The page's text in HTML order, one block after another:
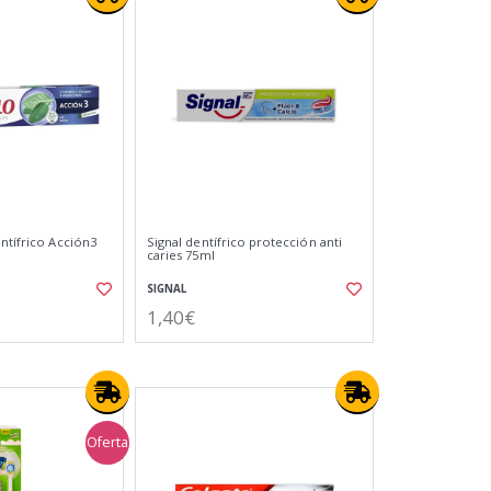
Acción3
Signal dentífrico protección anti
caries 75ml
SIGNAL
1,40€
Oferta